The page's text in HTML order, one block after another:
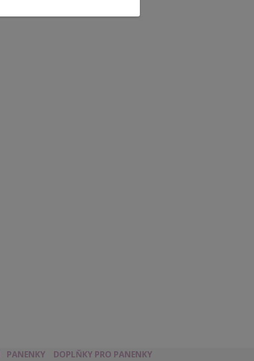
PANENKY DOPLŇKY PRO PANENKY